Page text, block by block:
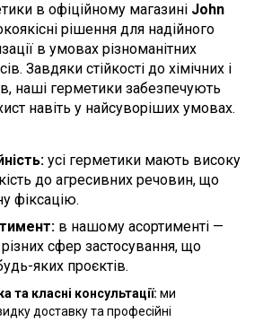
в офіційному магазині John
рішення для надійного
в умовах різноманітних
Завдяки стійкості до хімічних і
наші герметики забезпечують
навіть у найсуворіших умовах.
усі герметики мають високу
до агресивних речовин, що
фіксацію.
в нашому асортименті —
сфер застосування, що
яких проєктів.
та класні консультації: ми
доставку та професійні